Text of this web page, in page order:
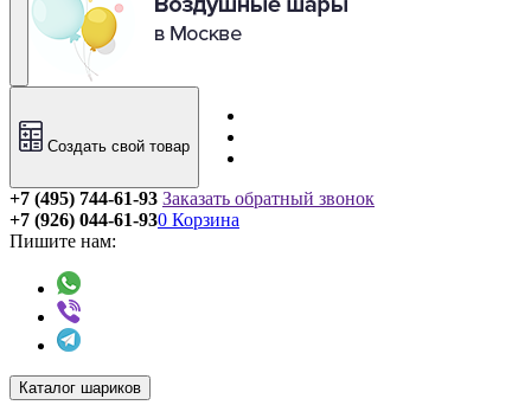
Создать свой товар
+7 (495) 744-61-93 Заказать обратный звонок
+7 (926) 044-61-93
Пишите нам:
0 Корзина
Каталог шариков